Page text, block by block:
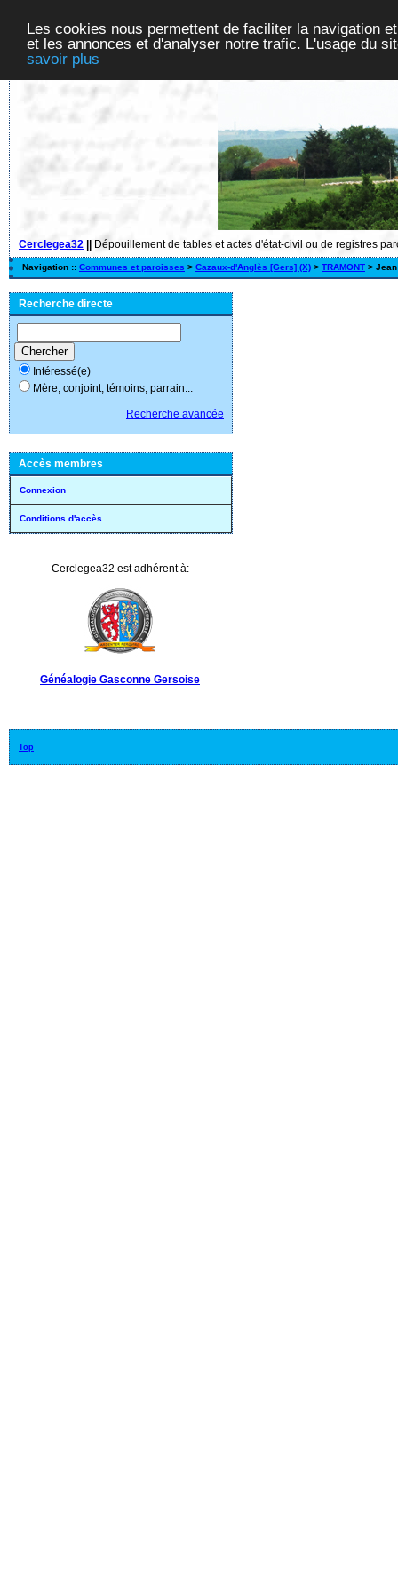
Les cookies nous permettent de faciliter la navigation
et les annonces et d'analyser notre trafic. L'usage du
savoir plus
Cerclegea32 Dépouillement de tables et actes d'état-civil ou de registres
Navigation :: Communes et paroisses > Cazaux-d'Anglès [Gers] (X) > TRAMONT > Jean
Recherche directe
Intéressé(e)
Mère, conjoint, témoins, parrain...
Recherche avancée
Accès membres
Connexion
Conditions d'accès
Cerclegea32 est adhérent à:
Généalogie Gasconne Gersoise
Top